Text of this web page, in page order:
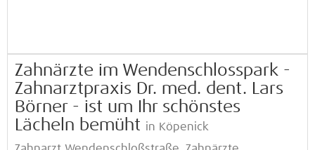
Zahnärzte im Wendenschlosspark -
Zahnarztpraxis Dr. med. dent. Lars
Börner - ist um Ihr schönstes
Lächeln bemüht in Köpenick